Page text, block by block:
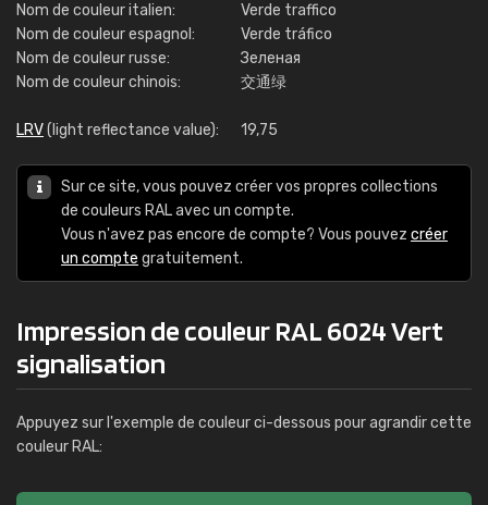
Nom de couleur italien:
Verde traffico
Nom de couleur espagnol:
Verde tráfico
Nom de couleur russe:
Зеленая
Nom de couleur chinois:
交通绿
LRV(light reflectance value): 19,75
Sur ce site, vous pouvez créer vos propres collections
de couleurs RAL avec un compte.
Vous n'avez pas encore de compte? Vous pouvez créer
un compte gratuitement.
Impression de couleur RAL 6024 Vert
signalisation
Appuyez sur l'exemple de couleur ci-dessous pour agrandir cette
couleur RAL: